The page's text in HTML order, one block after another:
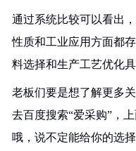
通过系统比较可以看出
性质和工业应用方面都
料选择和生产工艺优化
老板们要是想了解更多
去百度搜索“爱采购”，
哦，说不定能给你的选